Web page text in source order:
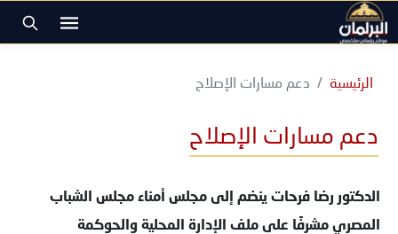
الرئيسية دعم مسارات الإصلاح
دعم مسارات الإصلاح
الدكتور رضا فرحات ينضم إلى مجلس أمناء مجلس الشباب
المصري مشرفًا على ملف الإدارة المحلية والحوكمة